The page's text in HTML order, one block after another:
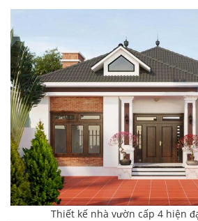
Thiết kế nhà vườn cấp 4 hiện